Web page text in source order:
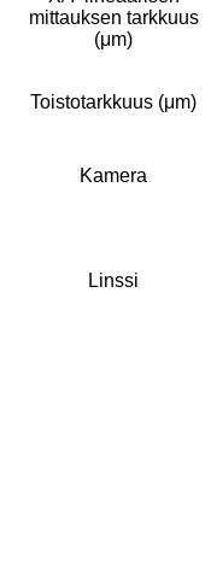
mittauksen tarkkuus
(μm)
Toistotarkkuus (μm)
Kamera
Linssi